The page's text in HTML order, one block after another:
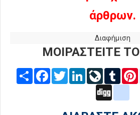
άρθρων.
Διαφήμιση
ΜΟΙΡΑΣΤΕΙΤΕ
Share FacebookTwitterLinkedInLiveJournal
Tumblr